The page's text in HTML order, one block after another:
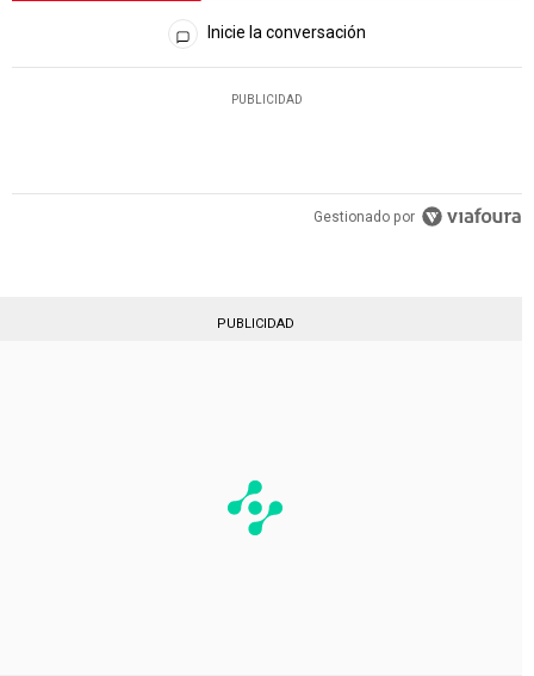
Todos los comentarios
Inicie la conversación
PUBLICIDAD
Gestionado por
PUBLICIDAD